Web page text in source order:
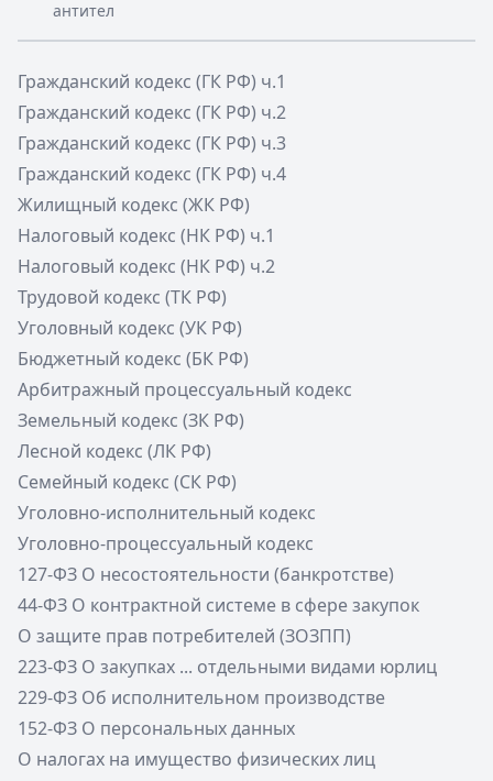
антител
Гражданский кодекс (ГК РФ) ч.1
Гражданский кодекс (ГК РФ) ч.2
Гражданский кодекс (ГК РФ) ч.3
Гражданский кодекс (ГК РФ) ч.4
Жилищный кодекс (ЖК РФ)
Налоговый кодекс (НК РФ) ч.1
Налоговый кодекс (НК РФ) ч.2
Трудовой кодекс (ТК РФ)
Уголовный кодекс (УК РФ)
Бюджетный кодекс (БК РФ)
Арбитражный процессуальный кодекс
Земельный кодекс (ЗК РФ)
Лесной кодекс (ЛК РФ)
Семейный кодекс (СК РФ)
Уголовно-исполнительный кодекс
Уголовно-процессуальный кодекс
127-ФЗ О несостоятельности (банкротстве)
44-ФЗ О контрактной системе в сфере закупок
О защите прав потребителей (ЗОЗПП)
223-ФЗ О закупках ... отдельными видами юрлиц
229-ФЗ Об исполнительном производстве
152-ФЗ О персональных данных
О налогах на имущество физических лиц